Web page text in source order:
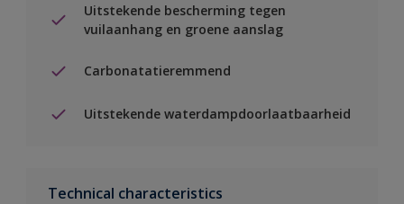
Uitstekende bescherming tegen
vuilaanhang en groene aanslag
Carbonatatieremmend
Uitstekende waterdampdoorlaatbaarheid
Technical characteristics